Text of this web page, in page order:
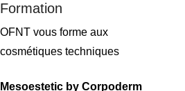
Formation
OFNT vous forme aux
cosmétiques techniques
Mesoestetic by Corpoderm